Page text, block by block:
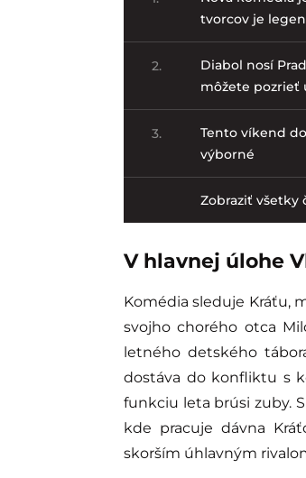
tvorcov je
2.
Diabol nosí
môžete pozrieť
3.
Tento víkend
výborné
Zobraziť všetky
V hlavnej úlohe
Komédia sleduje Kráťu,
svojho chorého otca
letného detského
dostáva do konfliktu s
funkciu leta brúsi zuby.
kde pracuje dávna
skorším úhlavným